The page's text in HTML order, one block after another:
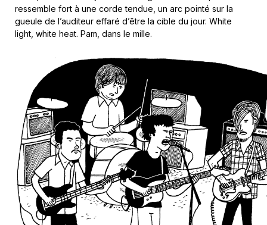
ressemble fort à une corde tendue, un arc pointé sur la
gueule de l’auditeur effaré d’être la cible du jour. White
light, white heat. Pam, dans le mille.